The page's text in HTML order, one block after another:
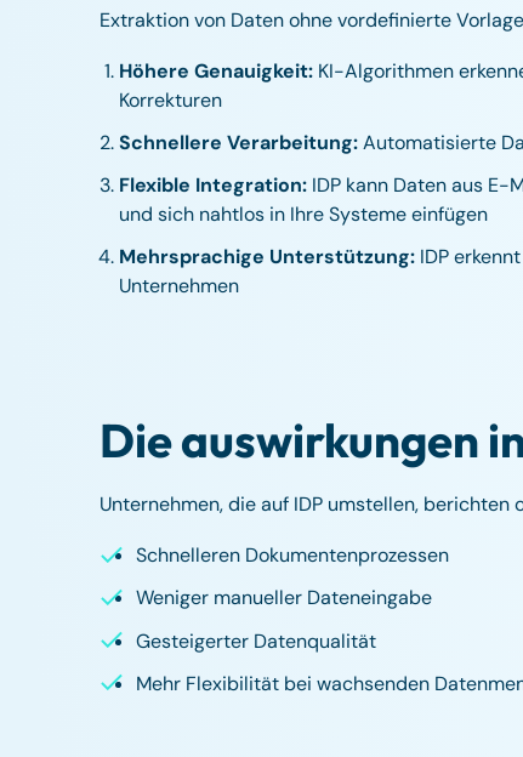
Extraktion von Daten ohne vordefinierte
Höhere Genauigkeit: KI-Algorithmen
Korrekturen
Schnellere Verarbeitung:Automatisierte
Flexible Integration: IDP kann Daten aus E-
und sich nahtlos in Ihre Systeme einfügen
Mehrsprachige Unterstützung: IDP
Unternehmen
Die auswirkungen
Unternehmen, die auf IDP umstellen, berichten
Schnelleren Dokumentenprozessen
Weniger manueller Dateneingabe
Gesteigerter Datenqualität
Mehr Flexibilität bei wachsenden